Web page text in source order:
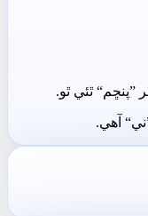
ٿئي ٿو.
آھي.